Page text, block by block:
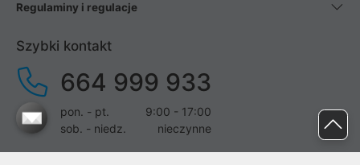
Regulaminy i regulacje
Szybki kontakt
664 999 933
pon. - pt.
9:00 - 17:00
sob. - niedz.
nieczynne